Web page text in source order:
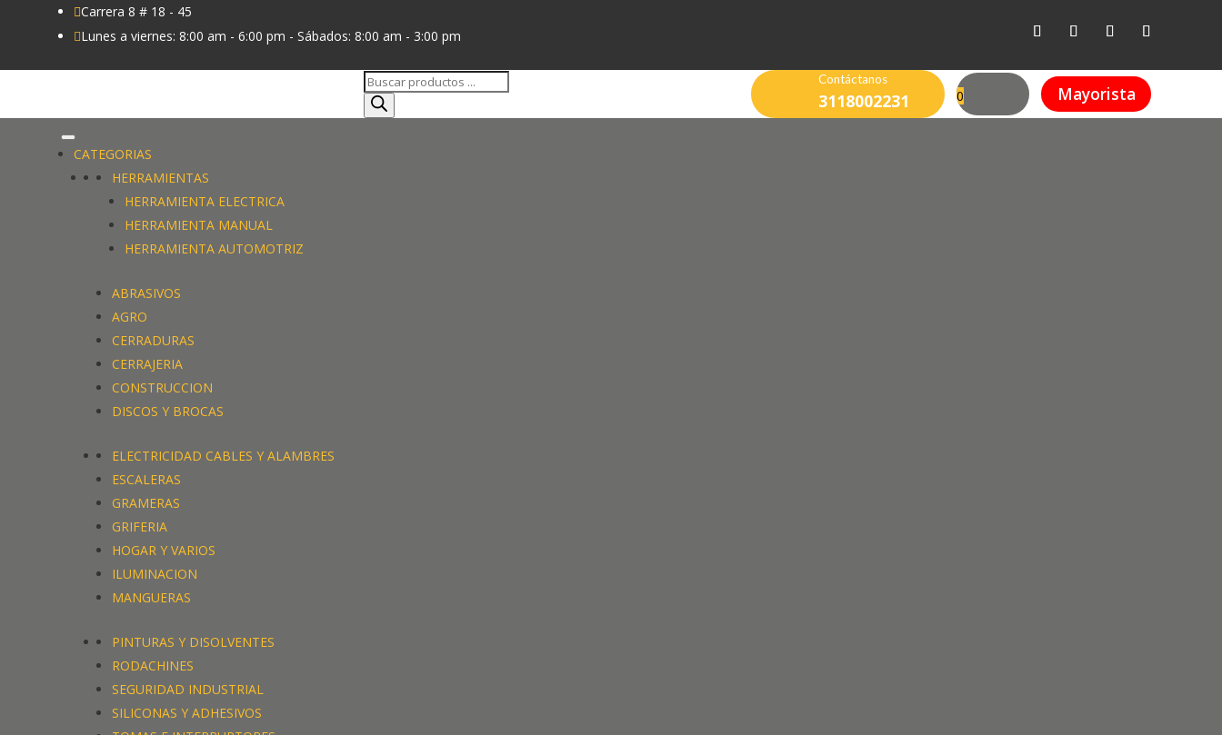
Carrera 8 # 18 - 45
Lunes a viernes: 8:00 am - 6:00 pm - Sábados: 8:00 am - 3:00 pm
Búsqueda
de
productos
Contáctanos
3118002231 0 Mayorista
CATEGORIAS
HERRAMIENTAS
HERRAMIENTA ELECTRICA
HERRAMIENTA MANUAL
HERRAMIENTA AUTOMOTRIZ
ABRASIVOS
AGRO
CERRADURAS
CERRAJERIA
CONSTRUCCION
DISCOS Y BROCAS
ELECTRICIDAD CABLES Y ALAMBRES
ESCALERAS
GRAMERAS
GRIFERIA
HOGAR Y VARIOS
ILUMINACION
MANGUERAS
PINTURAS Y DISOLVENTES
RODACHINES
SEGURIDAD INDUSTRIAL
SILICONAS Y ADHESIVOS